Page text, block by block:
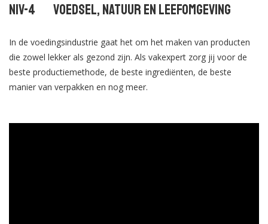
Niv-4 Voedsel, natuur en leef­omge­ving
In de voedingsindustrie gaat het om het maken van producten
die zowel lekker als gezond zijn. Als vakexpert zorg jij voor de
beste productiemethode, de beste ingrediënten, de beste
manier van verpakken en nog meer.